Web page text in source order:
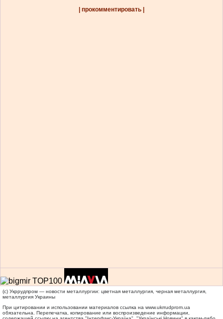
| прокомментировать |
(c) Укррудпром — новости металлургии: цветная металлургия, черная металлургия,
металлургия Украины
При цитировании и использовании материалов ссылка на www.ukrrudprom.ua
обязательна. Перепечатка, копирование или воспроизведение информации,